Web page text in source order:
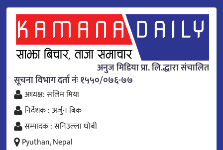
अनुज मिडिया प्रा. लि.द्धारा संचालित
सूचना विभाग दर्ता नंः १५५०/०७६-७७
अध्यक्ष: सलिम मिया
निर्देशक : अर्जुन बिक
सम्पादक : सनिउल्ला धोबी
Pyuthan, Nepal